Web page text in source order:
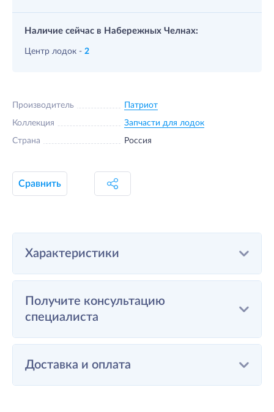
Наличие сейчас в Набережных Челнах:
Центр лодок - 2
Производитель Патриот
Коллекция Запчасти для лодок
Страна Россия
Сравнить
Характеристики
Получите консультацию
специалиста
Доставка и оплата